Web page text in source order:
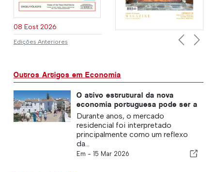
08 Eost 2026
Edições Anteriores Previous
Next
Outros Artigos em Economia
O ativo estrutural da nova
economia portuguesa pode ser a
habitação
Durante anos, o mercado
residencial foi interpretado
principalmente como um reflexo
da...
Em - 15 Mar 2026